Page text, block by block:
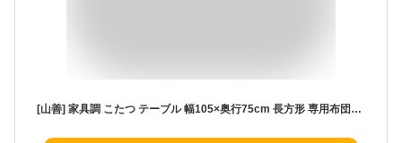
[山善] 家具調 こたつ テーブル 幅105×奥行75cm 長方形 専用布団セット 高さ4段階調節 ファン付きヒーター 中間入切スイッチ 天然木 継脚 ウォルナットブラウン GEXN-F105H4N(WBR)-FSET